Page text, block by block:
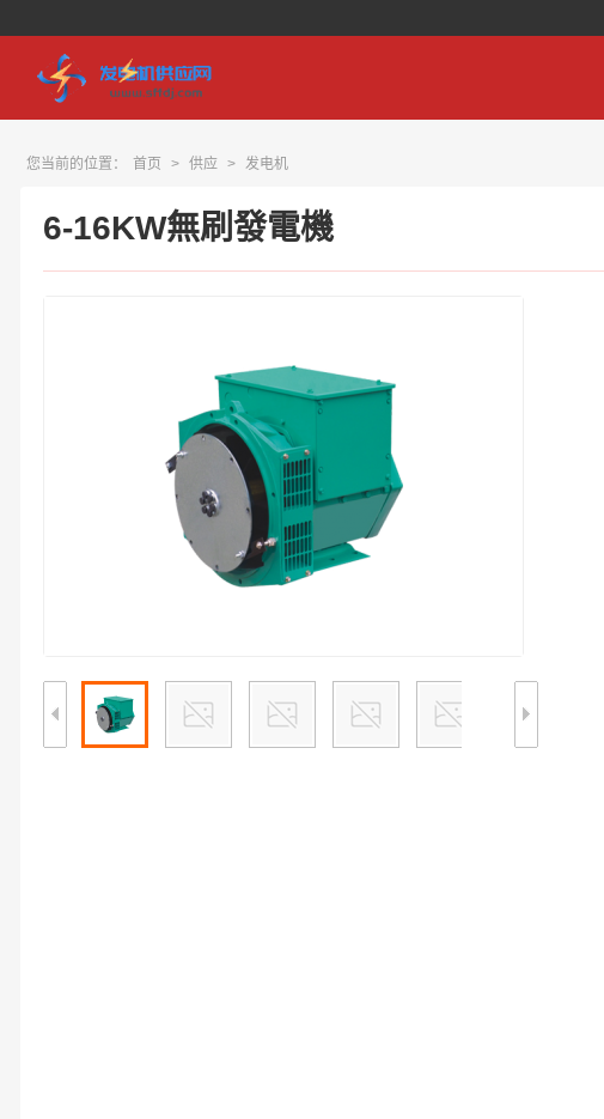
您当前的位置： 首页 > 供应 > 发电机
6-16KW無刷發電機